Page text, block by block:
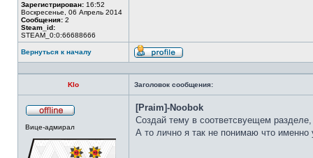
Зарегистрирован: 16:52
Воскресенье, 06 Апрель 2014
Сообщения: 2
Steam_id:
STEAM_0:0:66688666
Вернуться к началу
Профиль
Klo Заголовок сообщения:
Вице-адмирал
[Praim]-Noobok
Создай тему в соответсвуещем
А то лично я так не понимаю что именно